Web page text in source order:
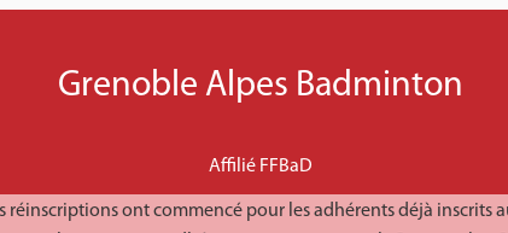
Grenoble Alpes Badminton
Affilié FFBaD
réinscriptions ont commencé pour les adhérents déjà inscrits